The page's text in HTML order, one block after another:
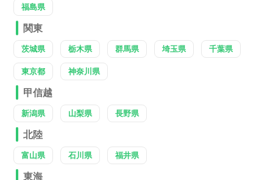
福島県
関東
茨城県 栃木県 群馬県 埼玉県 千葉県
東京都 神奈川県
甲信越
新潟県 山梨県 長野県
北陸
富山県 石川県 福井県
東海